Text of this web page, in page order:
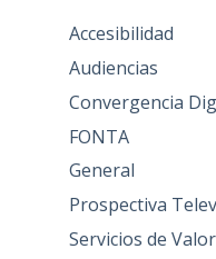
Accesibilidad
Audiencias
Convergencia
FONTA
General
Prospectiva
Servicios de